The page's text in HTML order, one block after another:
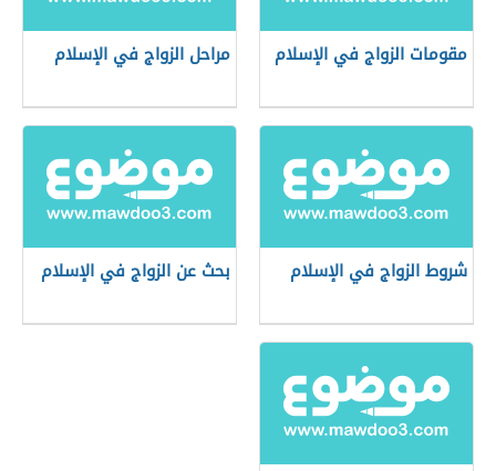
مقومات الزواج في الإسلام مراحل الزواج في الإسلام
شروط الزواج في الإسلام بحث عن الزواج في الإسلام